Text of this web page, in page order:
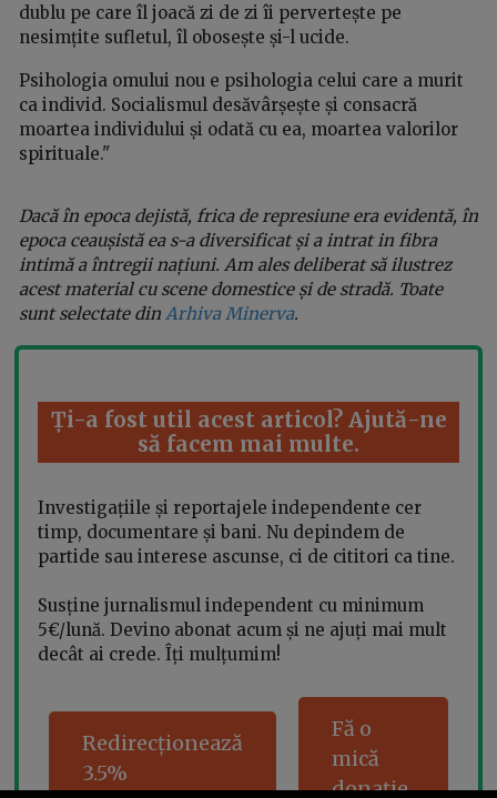
dublu pe care îl joacă zi de zi îi pervertește pe
nesimțite sufletul, îl obosește și-l ucide.
Psihologia omului nou e psihologia celui care a murit
ca individ. Socialismul desăvârșește și consacră
moartea individului și odată cu ea, moartea valorilor
spirituale."
Dacă în epoca dejistă, frica de represiune era evidentă, în
epoca ceaușistă ea s-a diversificat și a intrat in fibra
intimă a întregii națiuni. Am ales deliberat să ilustrez
acest material cu scene domestice și de stradă. Toate
sunt selectate din Arhiva Minerva.
Ți-a fost util acest articol? Ajută-ne
să facem mai multe.
Investigațiile și reportajele independente cer
timp, documentare și bani. Nu depindem de
partide sau interese ascunse, ci de cititori ca tine.
Susține jurnalismul independent cu minimum
5€/lună. Devino abonat acum și ne ajuți mai mult
decât ai crede. Îți mulțumim!
Redirecționează
3.5%
Fă o
mică
donație